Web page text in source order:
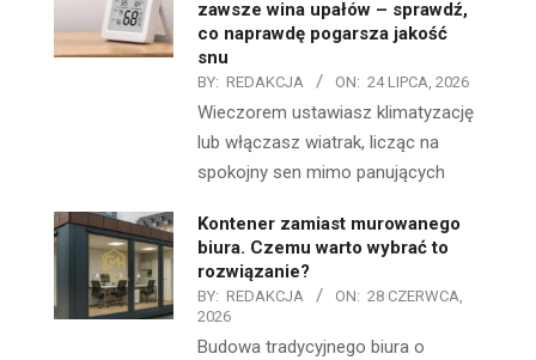
zawsze wina upałów – sprawdź,
co naprawdę pogarsza jakość
snu
BY: REDAKCJA ON: 24 LIPCA, 2026
Wieczorem ustawiasz klimatyzację
lub włączasz wiatrak, licząc na
spokojny sen mimo panujących
Kontener zamiast murowanego
biura. Czemu warto wybrać to
rozwiązanie?
BY: REDAKCJA ON: 28 CZERWCA,
2026
Budowa tradycyjnego biura o